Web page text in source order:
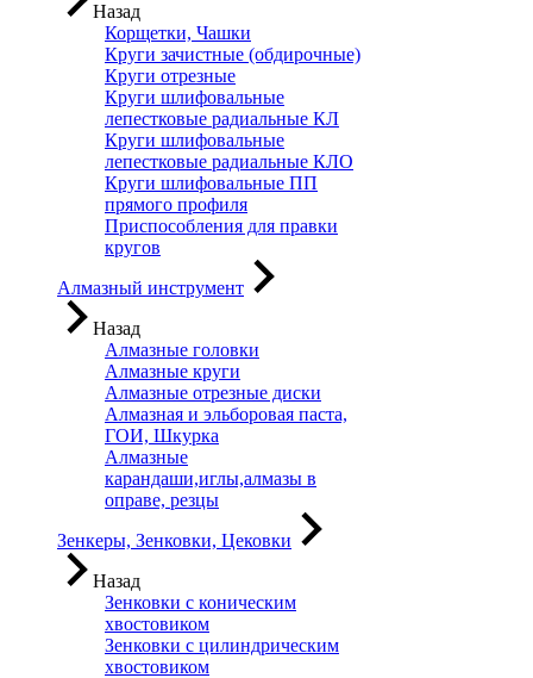
Назад
Корщетки, Чашки
Круги зачистные (обдирочные)
Круги отрезные
Круги шлифовальные
лепестковые радиальные КЛ
Круги шлифовальные
лепестковые радиальные КЛО
Круги шлифовальные ПП
прямого профиля
Приспособления для правки
кругов
Алмазный инструмент
Назад
Алмазные головки
Алмазные круги
Алмазные отрезные диски
Алмазная и эльборовая паста,
ГОИ, Шкурка
Алмазные
карандаши,иглы,алмазы в
оправе, резцы
Зенкеры, Зенковки, Цековки
Назад
Зенковки с коническим
хвостовиком
Зенковки с цилиндрическим
хвостовиком